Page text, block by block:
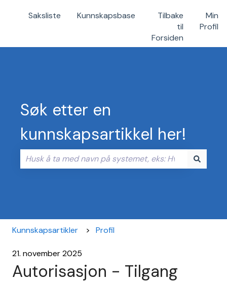
Saksliste Kunnskapsbase
Tilbake
til
Forsiden
Min
Profil
Søk etter en
kunnskapsartikkel her!
Kunnskapsartikler Profil
21. november 2025
Autorisasjon - Tilgang